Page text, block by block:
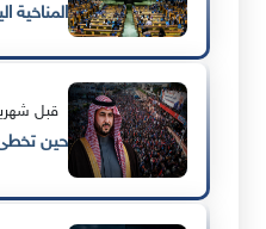
المناخية
قبل
حين